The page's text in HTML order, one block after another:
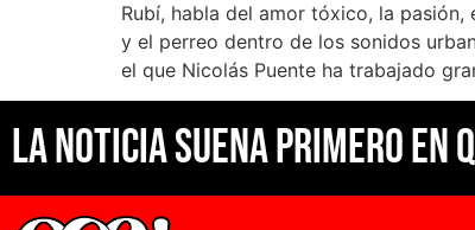
Rubí, habla del amor tóxico, la
y el perreo dentro de los sonidos
el que Nicolás Puente ha trabajado
La noticia suena primero en